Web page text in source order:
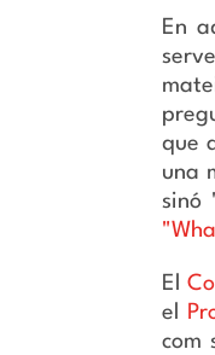
En
que
una
sinó
El
el
com